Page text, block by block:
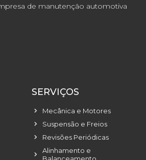
de manutenção automotiva
SERVIÇOS
Mecânica e Motores
Suspensão e Freios
Revisões Periódicas
Alinhamento e
Balanceamento